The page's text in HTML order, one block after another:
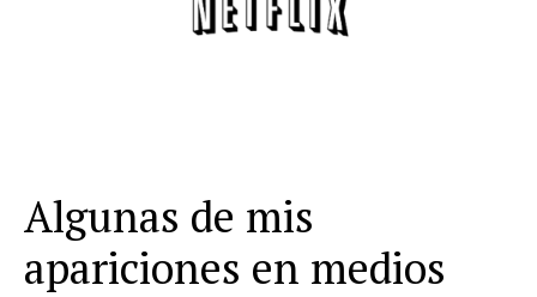
Algunas de mis
apariciones en medios